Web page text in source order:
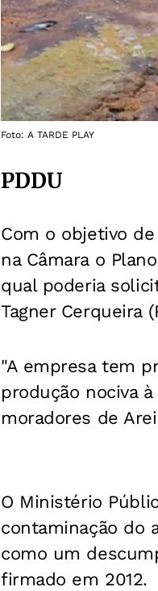
Foto: A TARDE PLAY
PDDU
Com o objetivo
na Câmara o
qual poderia
Tagner Cerqueira
"A empresa tem
produção nociva
moradores de
O Ministério
contaminação do
como um
firmado em 2012.